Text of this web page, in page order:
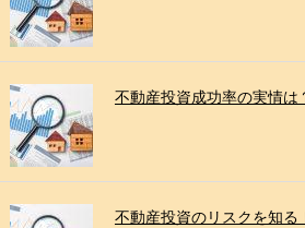
不動産投資成功率の実情は
不動産投資のリスクを知る